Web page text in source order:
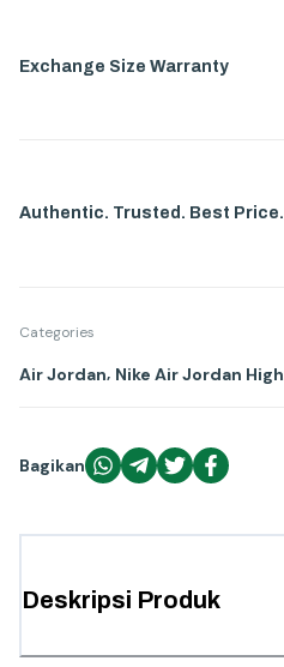
Exchange Size Warranty
Authentic. Trusted. Best Price.
Categories
Air Jordan Nike Air Jordan High
Bagikan
Deskripsi Produk